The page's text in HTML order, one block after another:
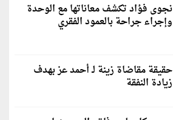
نجوى فؤاد تكشف معاناتها مع الوحدة
وإجراء جراحة بالعمود الفقري
حقيقة مقاضاة زينة لـ أحمد عز بهدف
زيادة النفقة